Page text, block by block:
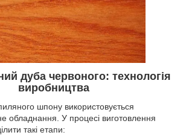
дуба червоного: технологія
виробництва
шпону використовується
обладнання. У процесі виготовлення
такі етапи: